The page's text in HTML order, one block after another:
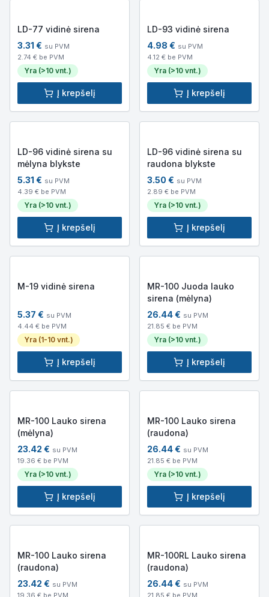
LD-77 vidinė sirena
3.31 € su PVM
2.74 € be PVM
Yra (>10 vnt.)
Į krepšelį
LD-93 vidinė sirena
4.98 € su PVM
4.12 € be PVM
Yra (>10 vnt.)
Į krepšelį
LD-96 vidinė sirena su
mėlyna blykste
5.31 € su PVM
4.39 € be PVM
Yra (>10 vnt.)
Į krepšelį
LD-96 vidinė sirena su
raudona blykste
3.50 € su PVM
2.89 € be PVM
Yra (>10 vnt.)
Į krepšelį
M-19 vidinė sirena
5.37 € su PVM
4.44 € be PVM
Yra (1-10 vnt.)
Į krepšelį
MR-100 Juoda lauko
sirena (mėlyna)
26.44€ su PVM
21.85 € be PVM
Yra (>10 vnt.)
Į krepšelį
MR-100 Lauko sirena
(mėlyna)
23.42 € su PVM
19.36 € be PVM
Yra (>10 vnt.)
Į krepšelį
MR-100 Lauko sirena
(raudona)
26.44€ su PVM
21.85 € be PVM
Yra (>10 vnt.)
Į krepšelį
MR-100 Lauko sirena
(raudona)
23.42 € su PVM
19.36 € be PVM
MR-100RL Lauko sirena
(raudona)
26.44€ su PVM
21.85 € be PVM